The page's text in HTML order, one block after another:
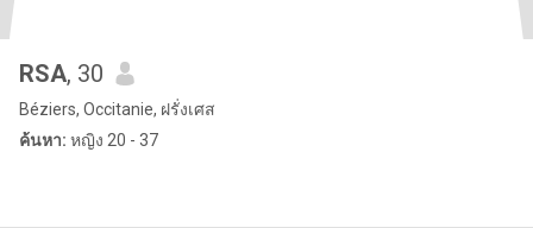
RSA, 30
Béziers, Occitanie, ฝรั่งเศส
ค้นหา: หญิง 20 - 37